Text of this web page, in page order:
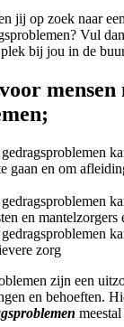
jij op zoek naar
Vul
bij jou in de
mensen
gaan en om
en mantelzorgers
zorg
zijn een
en behoeften.